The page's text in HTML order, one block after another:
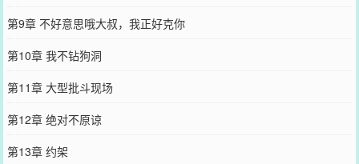
第9章 不好意思哦大叔，我正好克你
第10章 我不钻狗洞
第11章 大型批斗现场
第12章 绝对不原谅
第13章 约架